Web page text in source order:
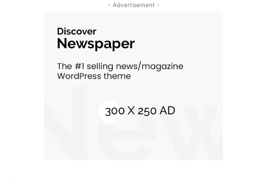
- Advertisement -